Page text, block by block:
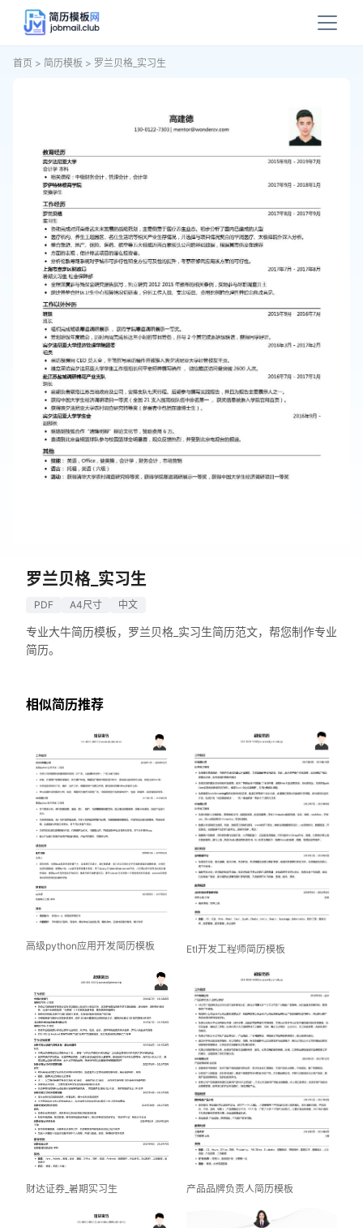
首页 > 简历模板 > 罗兰贝格_实习生
罗兰贝格_实习生
PDF A4尺寸 中文
专业大牛简历模板，罗兰贝格_实习生简历范文，帮您制作专业
简历。
相似简历推荐
高级python应用开发简历模板 Etl开发工程师简历模板
财达证券_暑期实习生 产品品牌负责人简历模板